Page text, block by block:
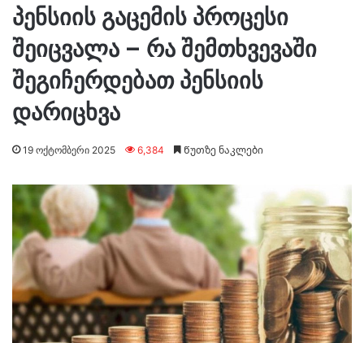
პენსიის გაცემის პროცესი
შეიცვალა – რა შემთხვევაში
შეგიჩერდებათ პენსიის
დარიცხვა
19 ოქტომბერი 2025 6,384 Წუთზე ნაკლები